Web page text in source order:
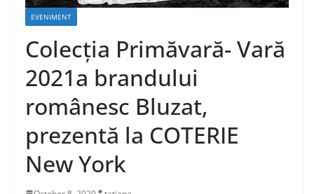
EVENIMENT
Colecția Primăvară- Vară
2021a brandului
românesc Bluzat,
prezentă la COTERIE
New York